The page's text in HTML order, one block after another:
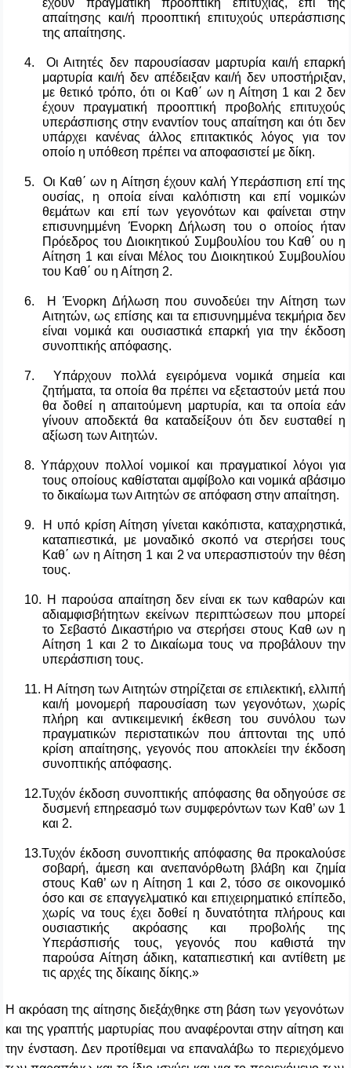
απαίτησης και/ή προοπτική επιτυχούς υπεράσπισης
της απαίτησης.
4. Οι Αιτητές δεν παρουσίασαν μαρτυρία και/ή επαρκή
μαρτυρία και/ή δεν απέδειξαν και/ή δεν υποστήριξαν,
με θετικό τρόπο, ότι οι Καθ΄ ων η Αίτηση 1 και 2 δεν
έχουν πραγματική προοπτική προβολής επιτυχούς
υπεράσπισης στην εναντίον τους απαίτηση και ότι δεν
υπάρχει κανένας άλλος επιτακτικός λόγος για τον
οποίο η υπόθεση πρέπει να αποφασιστεί με δίκη.
5. Οι Καθ΄ ων η Αίτηση έχουν καλή Υπεράσπιση επί της
ουσίας, η οποία είναι καλόπιστη και επί νομικών
θεμάτων και επί των γεγονότων και φαίνεται στην
επισυνημμένη Ένορκη Δήλωση του ο οποίος ήταν
Πρόεδρος του Διοικητικού Συμβουλίου του Καθ΄ ου η
Αίτηση 1 και είναι Μέλος του Διοικητικού Συμβουλίου
του Καθ΄ ου η Αίτηση 2.
6. Η Ένορκη Δήλωση που συνοδεύει την Αίτηση των
Αιτητών, ως επίσης και τα επισυνημμένα τεκμήρια δεν
είναι νομικά και ουσιαστικά επαρκή για την έκδοση
συνοπτικής απόφασης.
7. Υπάρχουν πολλά εγειρόμενα νομικά σημεία και
ζητήματα, τα οποία θα πρέπει να εξεταστούν μετά που
θα δοθεί η απαιτούμενη μαρτυρία, και τα οποία εάν
γίνουν αποδεκτά θα καταδείξουν ότι δεν ευσταθεί η
αξίωση των Αιτητών.
8. Υπάρχουν πολλοί νομικοί και πραγματικοί λόγοι για
τους οποίους καθίσταται αμφίβολο και νομικά αβάσιμο
το δικαίωμα των Αιτητών σε απόφαση στην απαίτηση.
9. Η υπό κρίση Αίτηση γίνεται κακόπιστα, καταχρηστικά,
καταπιεστικά, με μοναδικό σκοπό να στερήσει τους
Καθ΄ ων η Αίτηση 1 και 2 να υπερασπιστούν την θέση
τους.
10. Η παρούσα απαίτηση δεν είναι εκ των καθαρών και
αδιαμφισβήτητων εκείνων περιπτώσεων που μπορεί
το Σεβαστό Δικαστήριο να στερήσει στους Καθ ων η
Αίτηση 1 και 2 το Δικαίωμα τους να προβάλουν την
υπεράσπιση τους.
11. Η Αίτηση των Αιτητών στηρίζεται σε επιλεκτική, ελλιπή
και/ή μονομερή παρουσίαση των γεγονότων, χωρίς
πλήρη και αντικειμενική έκθεση του συνόλου των
πραγματικών περιστατικών που άπτονται της υπό
κρίση απαίτησης, γεγονός που αποκλείει την έκδοση
συνοπτικής απόφασης.
12.Τυχόν έκδοση συνοπτικής απόφασης θα οδηγούσε σε
δυσμενή επηρεασμό των συμφερόντων των Καθ’ ων 1
και 2.
13.Τυχόν έκδοση συνοπτικής απόφασης θα προκαλούσε
σοβαρή, άμεση και ανεπανόρθωτη βλάβη και ζημία
στους Καθ’ ων η Αίτηση 1 και 2, τόσο σε οικονομικό
όσο και σε επαγγελματικό και επιχειρηματικό επίπεδο,
χωρίς να τους έχει δοθεί η δυνατότητα πλήρους και
ουσιαστικής ακρόασης και προβολής της
Υπεράσπισής τους, γεγονός που καθιστά την
παρούσα Αίτηση άδικη, καταπιεστική και αντίθετη με
τις αρχές της δίκαιης δίκης.»
Η ακρόαση της αίτησης διεξάχθηκε στη βάση των γεγονότων
και της γραπτής μαρτυρίας που αναφέρονται στην αίτηση και
την ένσταση. Δεν προτίθεμαι να επαναλάβω το περιεχόμενο